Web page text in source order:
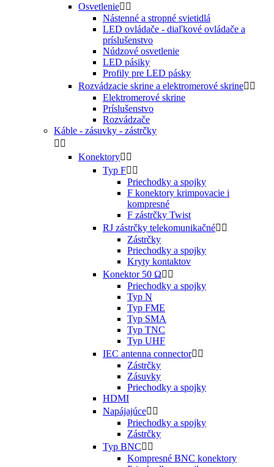
Osvetlenie 
Nástenné a stropné svietidlá
LED ovládače - diaľkové ovládače a
príslušenstvo
Núdzové osvetlenie
LED pásiky
Profily pre LED pásky
Rozvádzacie skrine a elektromerové skrine 
Elektromerové skrine
Príslušenstvo
Rozvádzače
Káble - zásuvky - zástrčky
 
Konektory 
Typ F 
Priechodky a spojky
F konektory krimpovacie i
kompresné
F zástrčky Twist
RJ zástrčky telekomunikačné 
Zástrčky
Priechodky a spojky
Kryty kontaktov
Konektor 50 Ω 
Priechodky a spojky
Typ N
Typ FME
Typ SMA
Typ TNC
Typ UHF
IEC antenna connector 
Zástrčky
Zásuvky
Priechodky a spojky
HDMI
Napájajúce 
Priechodky a spojky
Zástrčky
Typ BNC 
Kompresné BNC konektory